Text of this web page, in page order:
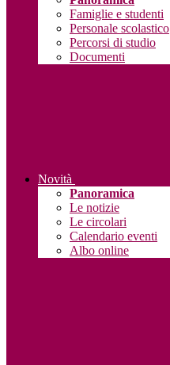
Famiglie e studenti
Personale scolastico
Percorsi di studio
Documenti
Novità
Panoramica
Le notizie
Le circolari
Calendario eventi
Albo online